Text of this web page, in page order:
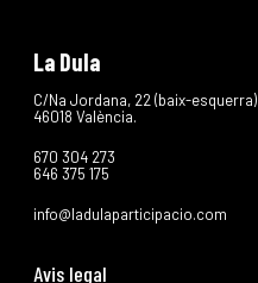
La Dula
C/Na Jordana, 22 (baix-esquerra)
46018 València.
670 304 273
646 375 175
info@ladulaparticipacio.com
Avis legal